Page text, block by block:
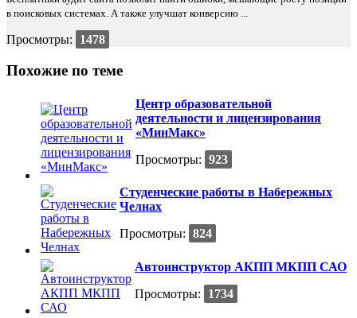
в поисковых системах. А также улучшат конверсию ...
Просмотры: 1478
Похожие по теме
Центр образовательной
деятельности и лицензирования
«МинМакс»
Просмотры: 923
Студенческие работы в Набережных
Челнах
Просмотры: 824
Автоинструктор АКПП МКПП САО
Просмотры:
1734